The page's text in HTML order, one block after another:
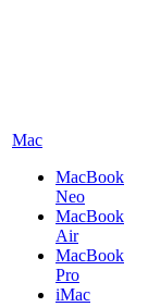
Mac
MacBook
Neo
MacBook
Air
MacBook
Pro
iMac